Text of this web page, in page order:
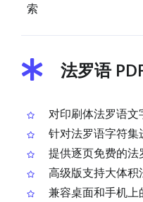
索
法罗语
对印刷体法罗语
针对法罗语字符集
提供逐页免费的法
高级版支持大体积
兼容桌面和手机